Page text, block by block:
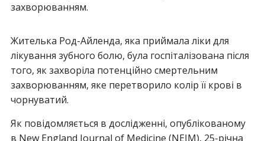
захворюванням.
Жителька Род-Айленда, яка приймала ліки для
лікування зубного болю, була госпіталізована після
того, як захворіла потенційно смертельним
захворюванням, яке перетворило колір її крові в
чорнуватий.
Як повідомляється в дослідженні, опублікованому
в New England Journal of Medicine (NEJM), 25-річна